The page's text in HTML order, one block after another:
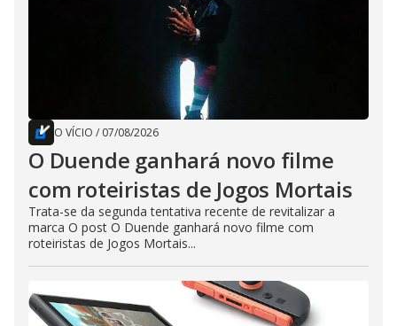
O VÍCIO / 07/08/2026
O Duende ganhará novo filme
com roteiristas de Jogos Mortais
Trata-se da segunda tentativa recente de revitalizar a
marca O post O Duende ganhará novo filme com
roteiristas de Jogos Mortais...